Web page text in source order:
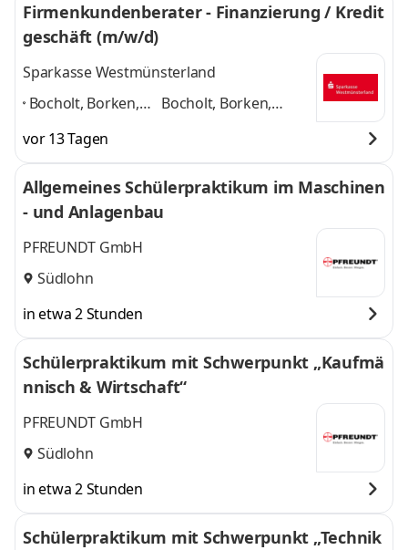
Firmenkundenberater - Finanzierung / Kredit
geschäft (m/w/d)
Sparkasse Westmünsterland
Bocholt, Borken,
Coesfeld,
Lüdinghausen,
Haltern am See,
Gronau
Bocholt, Borken,
Lüdinghausen,
Haltern am See,
Gronau (Westfalen)
vor 13 Tagen
Allgemeines Schülerpraktikum im Maschinen
- und Anlagenbau
PFREUNDT GmbH
Südlohn
in etwa 2 Stunden
Schülerpraktikum mit Schwerpunkt „Kaufmä
nnisch & Wirtschaft“
PFREUNDT GmbH
Südlohn
in etwa 2 Stunden
Schülerpraktikum mit Schwerpunkt „Technik